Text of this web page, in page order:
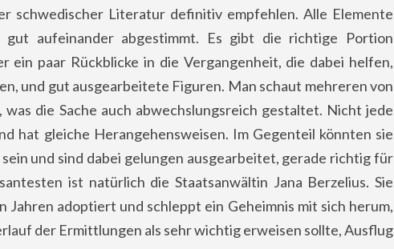
schwedischer Literatur definitiv empfehlen. Alle Elemente
gut aufeinander abgestimmt. Es gibt die richtige Portion
ein paar Rückblicke in die Vergangenheit, die dabei helfen,
und gut ausgearbeitete Figuren. Man schaut mehreren von
was die Sache auch abwechslungsreich gestaltet. Nicht jede
hat gleiche Herangehensweisen. Im Gegenteil könnten sie
und sind dabei gelungen ausgearbeitet, gerade richtig für
ist natürlich die Staatsanwältin Jana Berzelius. Sie
Jahren adoptiert und schleppt ein Geheimnis mit sich herum,
der Ermittlungen als sehr wichtig erweisen sollte, Ausflug